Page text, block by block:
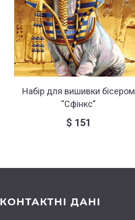
Набір для вишивки бісером
“Сфінкс”
$ 151
КОНТАКТНІ ДАНІ